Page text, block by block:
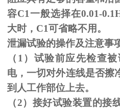
容C1一般选择在0.01-
大时，C1可省略不用。
泄漏试验的操作及注意事
（1）试验前应先检查
电，一切对外连线是否擦
到人工作部位上去。
（2）接好试验装置的接